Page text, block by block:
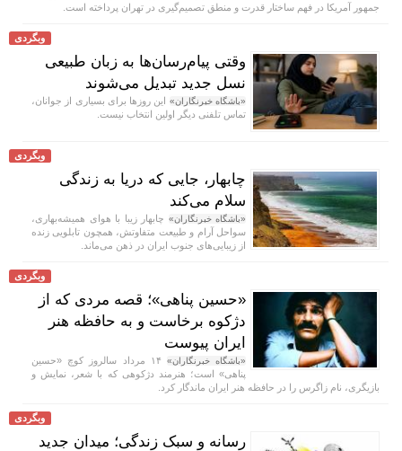
جمهور آمریکا در فهم ساختار قدرت و منطق تصمیم‌گیری در تهران پرداخته است.
وبگردی
وقتی پیام‌رسان‌ها به زبان طبیعی
نسل جدید تبدیل می‌شوند
«باشگاه خبرنگاران» این روز‌ها برای بسیاری از جوانان،
تماس تلفنی دیگر اولین انتخاب نیست.
وبگردی
چابهار، جایی که دریا به زندگی
سلام می‌کند
«باشگاه خبرنگاران» چابهار زیبا با هوای همیشه‌بهاری،
سواحل آرام و طبیعت متفاوتش، همچون تابلویی زنده
از زیبایی‌های جنوب ایران در ذهن می‌ماند.
وبگردی
«حسین پناهی»؛ قصه مردی که از
دژکوه برخاست و به حافظه هنر
ایران پیوست
«باشگاه خبرنگاران»
۱۴ مرداد سالروز کوچ «حسین
پناهی» است؛ هنرمند دژکوهی که با شعر، نمایش و
بازیگری، نام زاگرس را در حافظه هنر ایران ماندگار کرد.
وبگردی
رسانه و سبک زندگی؛ میدان جدید